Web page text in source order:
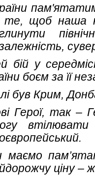
те, щоб наша
бій у
боєм за її
був Крим,
Герої, так –
втілювати
маємо
ціну –